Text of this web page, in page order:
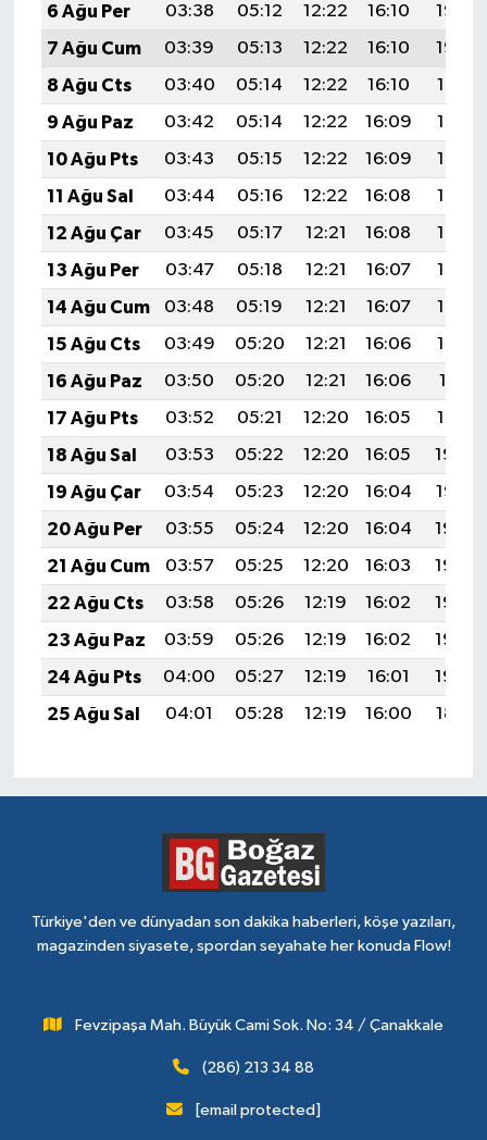
6 Ağu Per
03:38 05:12 12:22 16:10
19:23
7 Ağu Cum
03:39 05:13 12:22 16:10
19:22
8 Ağu Cts
03:40 05:14 12:22 16:10
19:21
9 Ağu Paz
03:42 05:14 12:22 16:09
19:19
10 Ağu Pts
03:43 05:15 12:22 16:09
19:18
11 Ağu Sal
03:44 05:16 12:22 16:08
19:17
12 Ağu Çar
03:45 05:17 12:21 16:08
19:16
13 Ağu Per
03:47 05:18 12:21 16:07
19:15
14 Ağu Cum
03:48 05:19 12:21 16:07
19:13
15 Ağu Cts
03:49 05:20 12:21 16:06
19:12
16 Ağu Paz
03:50 05:20 12:21 16:06
19:11
17 Ağu Pts
03:52 05:21 12:20 16:05
19:10
18 Ağu Sal
03:53 05:22 12:20 16:05
19:08
19 Ağu Çar
03:54 05:23 12:20 16:04
19:07
20 Ağu Per
03:55 05:24 12:20 16:04
19:06
21 Ağu Cum
03:57 05:25 12:20 16:03
19:04
22 Ağu Cts
03:58 05:26 12:19 16:02
19:03
23 Ağu Paz
03:59 05:26 12:19 16:02
19:02
24 Ağu Pts
04:00 05:27 12:19 16:01
19:00
25 Ağu Sal
04:01 05:28 12:19 16:00 18:59
Türkiye'den ve dünyadan son dakika haberleri, köşe yazıları,
magazinden siyasete, spordan seyahate her konuda Flow!
Fevzipaşa Mah. Büyük Cami Sok. No: 34 / Çanakkale
(286) 213 34 88
[email protected]